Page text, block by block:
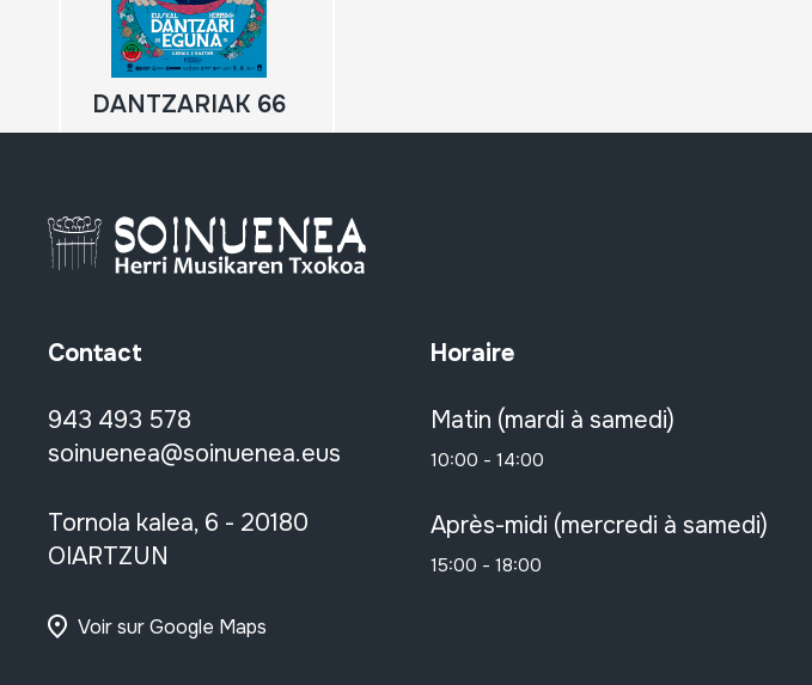
DANTZARIAK 66
Contact
943 493 578
soinuenea@soinuenea.eus
Tornola kalea, 6 - 20180
OIARTZUN
Voir sur Google Maps
Horaire
Matin (mardi à samedi)
10:00 - 14:00
Après-midi (mercredi à samedi)
15:00 - 18:00